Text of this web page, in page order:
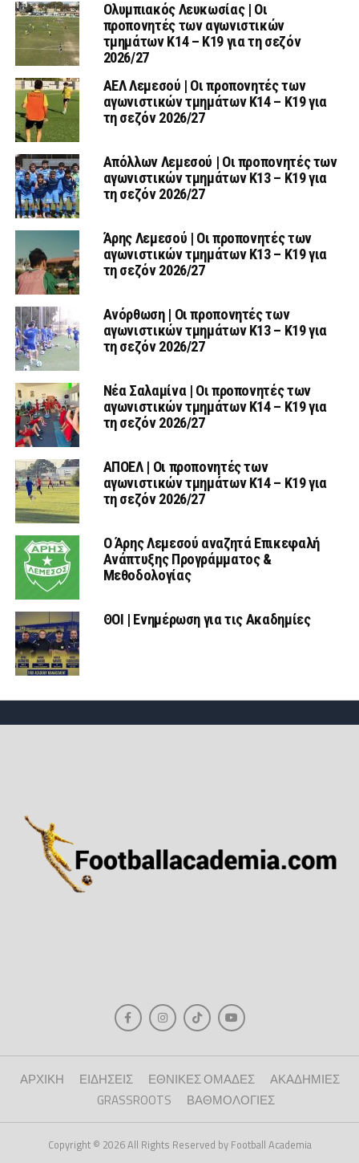
Ολυμπιακός Λευκωσίας | Οι
προπονητές των αγωνιστικών
τμημάτων Κ14 – Κ19 για τη σεζόν
2026/27
ΑΕΛ Λεμεσού | Οι προπονητές των
αγωνιστικών τμημάτων Κ14 – Κ19 για
τη σεζόν 2026/27
Απόλλων Λεμεσού | Οι προπονητές των
αγωνιστικών τμημάτων Κ13 – Κ19 για
τη σεζόν 2026/27
Άρης Λεμεσού | Οι προπονητές των
αγωνιστικών τμημάτων Κ13 – Κ19 για
τη σεζόν 2026/27
Ανόρθωση | Οι προπονητές των
αγωνιστικών τμημάτων Κ13 – Κ19 για
τη σεζόν 2026/27
Νέα Σαλαμίνα | Οι προπονητές των
αγωνιστικών τμημάτων Κ14 – Κ19 για
τη σεζόν 2026/27
ΑΠΟΕΛ | Οι προπονητές των
αγωνιστικών τμημάτων Κ14 – Κ19 για
τη σεζόν 2026/27
Ο Άρης Λεμεσού αναζητά Επικεφαλή
Ανάπτυξης Προγράμματος &
Μεθοδολογίας
ΘΟΙ | Ενημέρωση για τις Ακαδημίες
ΑΡΧΙΚΗ ΕΙΔΗΣΕΙΣ ΕΘΝΙΚΕΣ ΟΜΑΔΕΣ
ΑΚΑΔΗΜΙΕΣ
GRASSROOTS
ΒΑΘΜΟΛΟΓΙΕΣ
Copyright © 2026 All Rights Reserved by Football Academia